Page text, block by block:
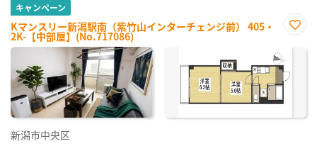
キャンペーン
Kマンスリー新潟駅南（紫竹山インターチェンジ前） 405・
2K-【中部屋】(No.717086)
に入
録
新潟市中央区